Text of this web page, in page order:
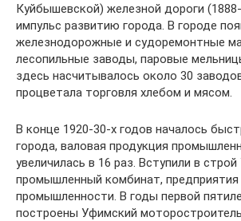
Куйбышевской) железной дороги
импульс развитию города. В городе
железнодорожные и судоремонтные
лесопильные заводы, паровые
здесь насчитывалось около 30
процветала торговля хлебом и мясом.
В конце 1920-30-х годов началось
города, валовая продукция
увеличилась в 16 раз. Вступили в
промышленный комбинат, предприятия
промышленности. В годы первой
построены Уфимский